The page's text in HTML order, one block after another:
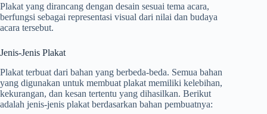
Plakat yang dirancang dengan desain sesuai tema acara,
berfungsi sebagai representasi visual dari nilai dan budaya
acara tersebut.
Jenis-Jenis Plakat
Plakat terbuat dari bahan yang berbeda-beda. Semua bahan
yang digunakan untuk membuat plakat memiliki kelebihan,
kekurangan, dan kesan tertentu yang dihasilkan. Berikut
adalah jenis-jenis plakat berdasarkan bahan pembuatnya: